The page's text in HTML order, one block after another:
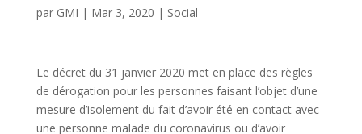
par GMI | Mar 3, 2020 | Social
Le décret du 31 janvier 2020 met en place des règles
de dérogation pour les personnes faisant l’objet d’une
mesure d’isolement du fait d’avoir été en contact avec
une personne malade du coronavirus ou d’avoir